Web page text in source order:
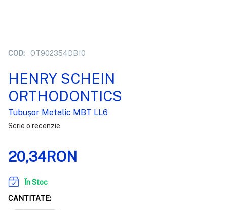
COD: OT902354DB10
HENRY SCHEIN
ORTHODONTICS
Tubușor Metalic MBT LL6
Scrie o recenzie
20,34RON
În Stoc
CANTITATE: